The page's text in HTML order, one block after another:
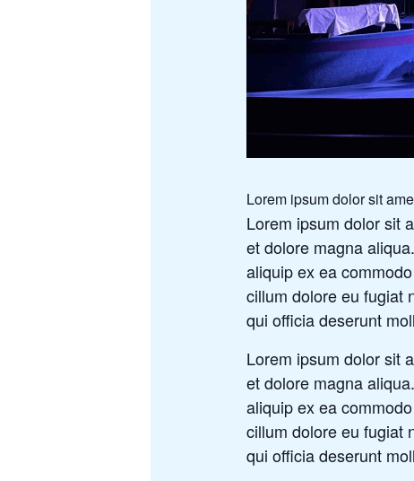
Lorem ipsum dolor sit
Lorem ipsum dolor sit
et dolore magna
aliquip ex ea
cillum dolore eu fugiat
qui officia deserunt
Lorem ipsum dolor sit
et dolore magna
aliquip ex ea
cillum dolore eu fugiat
qui officia deserunt